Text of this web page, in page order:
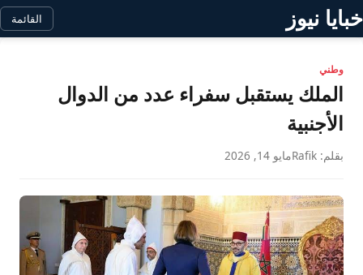
خبايا نيوز القائمة
وطني
الملك يستقبل سفراء عدد من الدوال
الأجنبية
بقلم: Rafik مايو 14, 2026